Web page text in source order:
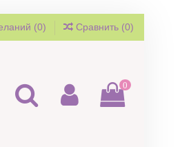
(0) Сравнить (0)
0